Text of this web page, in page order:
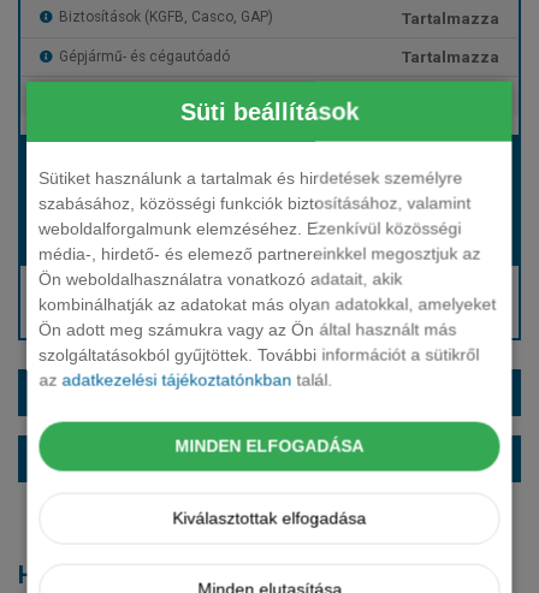
Süti beállítások
Sütiket használunk a tartalmak és hirdetések személyre
szabásához, közösségi funkciók biztosításához, valamint
weboldalforgalmunk elemzéséhez. Ezenkívül közösségi
média-, hirdető- és elemező partnereinkkel megosztjuk az
Ön weboldalhasználatra vonatkozó adatait, akik
kombinálhatják az adatokat más olyan adatokkal, amelyeket
Ön adott meg számukra vagy az Ön által használt más
szolgáltatásokból gyűjtöttek. További információt a sütikről
azadatkezelési tájékoztatónkban talál.
MINDEN ELFOGADÁSA
Kiválasztottak elfogadása
Minden elutasítása
Biztosítások (KGFB, Casco, GAP) Tartalmazza
Gépjármű- és cégautóadó Tartalmazza
Hívjon bennünket!
Hívjon bennünket!
Hívjon: +36 1 888 0088
Kérjen visszahívást!
EXTRÁK ÉS SZÍNEK
ALAPFELSZERELTSÉG
Hasonló modellek